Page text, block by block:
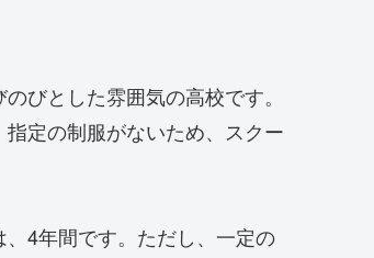
びとした雰囲気の高校です。
定の制服がないため、スクー
4年間です。ただし、一定の